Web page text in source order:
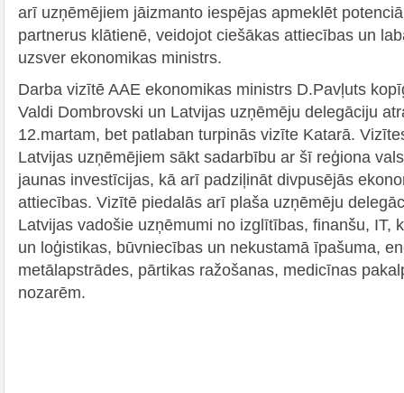
arī uzņēmējiem jāizmanto iespējas apmeklēt
partnerus klātienē, veidojot ciešākas attiecības un
uzsver ekonomikas ministrs.
Darba vizītē AAE ekonomikas ministrs D.Pavļuts
Valdi Dombrovski un Latvijas uzņēmēju delegāciju
12.martam, bet patlaban turpinās vizīte Katarā.
Latvijas uzņēmējiem sākt sadarbību ar šī reģiona
jaunas investīcijas, kā arī padziļināt divpusējās
attiecības. Vizītē piedalās arī plaša uzņēmēju
Latvijas vadošie uzņēmumi no izglītības, finanšu, IT,
un loģistikas, būvniecības un nekustamā īpašuma,
metālapstrādes, pārtikas ražošanas, medicīnas
nozarēm.